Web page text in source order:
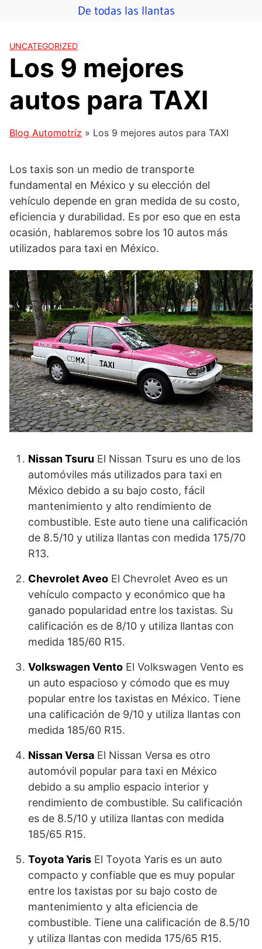
De todas las llantas
UNCATEGORIZED
Los 9 mejores
autos para TAXI
Blog Automotríz » Los 9 mejores autos para TAXI
Los taxis son un medio de transporte
fundamental en México y su elección del
vehículo depende en gran medida de su costo,
eficiencia y durabilidad. Es por eso que en esta
ocasión, hablaremos sobre los 10 autos más
utilizados para taxi en México.
Nissan Tsuru El Nissan Tsuru es uno de los
automóviles más utilizados para taxi en
México debido a su bajo costo, fácil
mantenimiento y alto rendimiento de
combustible. Este auto tiene una calificación
de 8.5/10 y utiliza llantas con medida 175/70
R13.
Chevrolet Aveo El Chevrolet Aveo es un
vehículo compacto y económico que ha
ganado popularidad entre los taxistas. Su
calificación es de 8/10 y utiliza llantas con
medida 185/60 R15.
Volkswagen Vento El Volkswagen Vento es
un auto espacioso y cómodo que es muy
popular entre los taxistas en México. Tiene
una calificación de 9/10 y utiliza llantas con
medida 185/60 R15.
Nissan Versa El Nissan Versa es otro
automóvil popular para taxi en México
debido a su amplio espacio interior y
rendimiento de combustible. Su calificación
es de 8.5/10 y utiliza llantas con medida
185/65 R15.
Toyota Yaris El Toyota Yaris es un auto
compacto y confiable que es muy popular
entre los taxistas por su bajo costo de
mantenimiento y alta eficiencia de
combustible. Tiene una calificación de 8.5/10
y utiliza llantas con medida 175/65 R15.